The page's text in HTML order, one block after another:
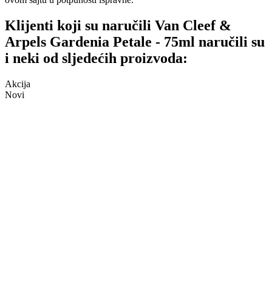
Klijenti koji su naručili Van Cleef &
Arpels Gardenia Petale - 75ml naručili su
i neki od sljedećih proizvoda:
Akcija
Novi